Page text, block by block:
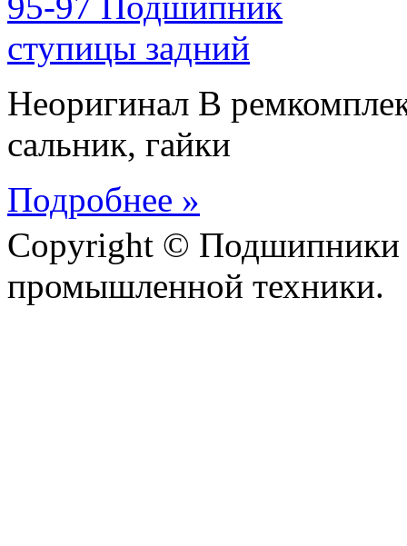
Неоригинал В
сальник, гайки
Подробнее »
Copyright © Подшипники
промышленной техники.